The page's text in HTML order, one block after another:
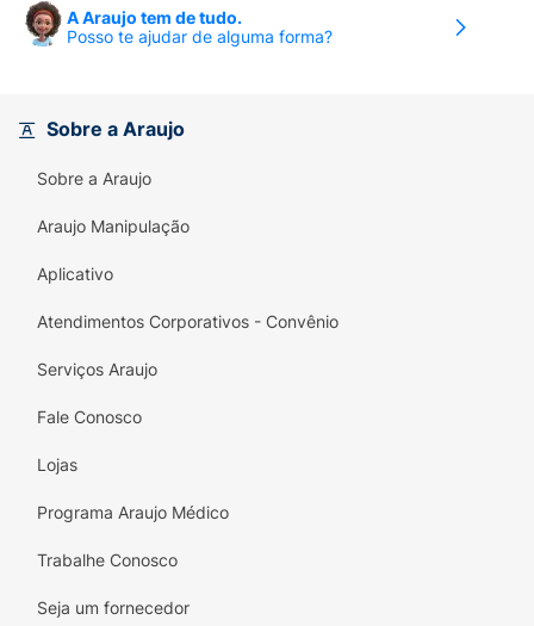
Além de sua eficácia, as TENA Pants Mulher
são sutis e se adaptam perfeitamente ao
Não deixe que a incontinência limite suas
momento com segurança e liberdade.
Experimente a qualidade TENA e sinta a
diferença em cada dia da sua rotina! A
com um toque feminino e delicado.
A Araujo tem de tudo.
Posso te ajudar de alguma forma?
Sobre a Araujo
Sobre a Araujo
Araujo Manipulação
Aplicativo
Atendimentos Corporativos - Convênio
Serviços Araujo
Fale Conosco
Lojas
Programa Araujo Médico
Trabalhe Conosco
Seja um fornecedor